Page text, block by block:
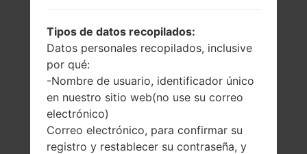
138 gramos (4.83
onzas)
Extraíble Li-Ion
2540 mAh
Tipos de datos recopilados:
Datos personales recopilados, inclusive
por qué:
-Nombre de usuario, identificador único
en nuestro sitio web(no use su correo
electrónico)
Correo electrónico, para confirmar su
registro y restablecer su contraseña, y